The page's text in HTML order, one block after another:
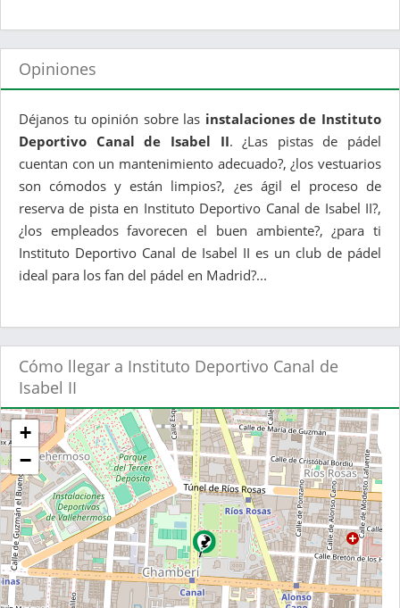
Opiniones
Déjanos tu opinión sobre las instalaciones de Instituto
Deportivo Canal de Isabel II. ¿Las pistas de pádel
cuentan con un mantenimiento adecuado?, ¿los vestuarios
son cómodos y están limpios?, ¿es ágil el proceso de
reserva de pista en Instituto Deportivo Canal de Isabel II?,
¿los empleados favorecen el buen ambiente?, ¿para ti
Instituto Deportivo Canal de Isabel II es un club de pádel
ideal para los fan del pádel en Madrid?...
Cómo llegar a Instituto Deportivo Canal de
Isabel II
+
−